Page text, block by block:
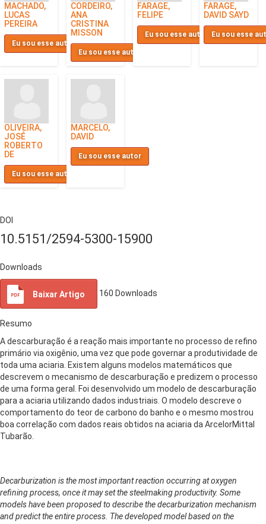
MACHADO,
LUCAS
PEREIRA
Eu sou esse autor
CORDEIRO,
ANA
CRISTINA
MISSON
Eu sou esse autor
FARAGE,
FELIPE
Eu sou esse autor
FARAGE,
DAVID SAYD
Eu sou esse
OLIVEIRA,
JOSÉ
ROBERTO
DE
Eu sou esse autor
MARCELO,
DAVID
Eu sou esse autor
DOI
10.5151/2594-5300-15900
Downloads
Baixar Artigo 160 Downloads
Resumo
A descarburação é a reação mais importante no processo de refino
primário via oxigênio, uma vez que pode governar a produtividade de
toda uma aciaria. Existem alguns modelos matemáticos que
descrevem o mecanismo de descarburação e predizem o processo
de uma forma geral. Foi desenvolvido um modelo de descarburação
para a aciaria utilizando dados industriais. O modelo descreve o
comportamento do teor de carbono do banho e o mesmo mostrou
boa correlação com dados reais obtidos na aciaria da ArcelorMittal
Tubarão.
Decarburization is the most important reaction occurring at oxygen
refining process, once it may set the steelmaking productivity. Some
models have been proposed to describe the decarburization mechanism
and predict the entire process. The developed model based on the